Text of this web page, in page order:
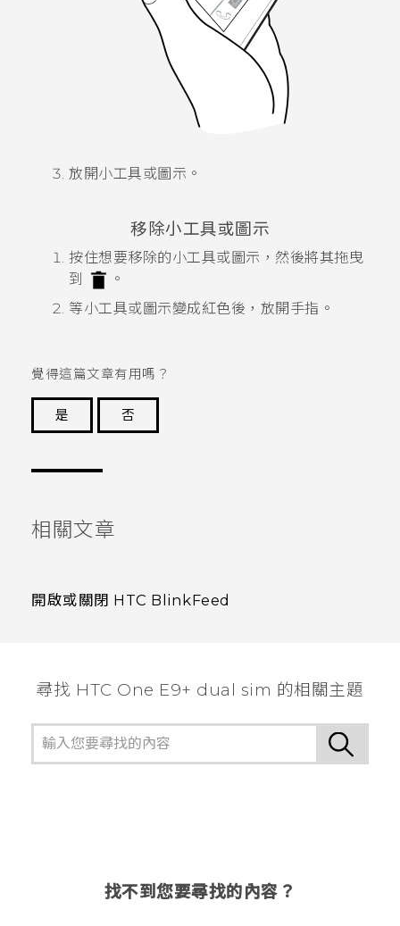
放開小工具或圖示。
移除小工具或圖示
按住想要移除的小工具或圖示，然後將其拖曳
到
。
等小工具或圖示變成紅色後，放開手指。
覺得這篇文章有用嗎？
是
否
相關文章
開啟或關閉 HTC BlinkFeed
尋找 HTC One E9+ dual sim 的相關主題
找不到您要尋找的內容？